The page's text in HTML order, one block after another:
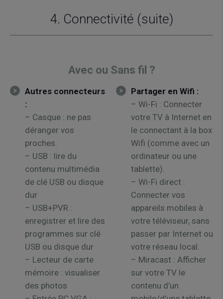
4. Connectivité (suite)
Avec ou Sans fil ?
Autres connecteurs
:
– Casque : ne pas
déranger vos
proches.
– USB : lire du
contenu multimédia
de clé USB ou disque
dur
– USB+PVR :
enregistrer et lire des
programmes sur clé
USB ou disque dur
– Lecteur de carte
mémoire : visualiser
des photos
Partager en Wifi :
– Wi-Fi : Connecter
votre TV à Internet en
le connectant à la box
Wifi (comme avec un
ordinateur ou une
tablette).
– Wi-Fi direct :
Connecter vos
appareils mobiles à
votre téléviseur, sans
passer par Internet ou
votre réseau local.
– Miracast : Afficher
sur votre TV le
contenu d’un